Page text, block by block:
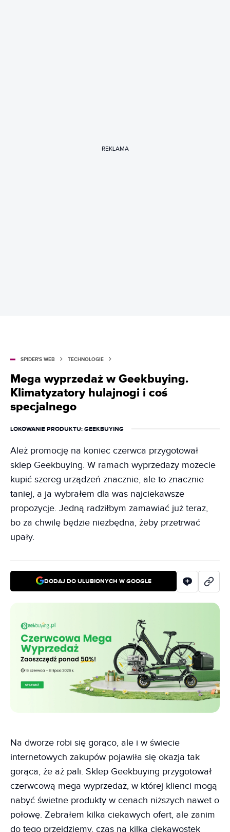
REKLAMA
SPIDER'S WEB TECHNOLOGIE
Mega wyprzedaż w Geekbuying.
Klimatyzatory hulajnogi i coś
specjalnego
LOKOWANIE PRODUKTU: GEEKBUYING
Ależ promocję na koniec czerwca przygotował
sklep Geekbuying. W ramach wyprzedaży możecie
kupić szereg urządzeń znacznie, ale to znacznie
taniej, a ja wybrałem dla was najciekawsze
propozycje. Jedną radziłbym zamawiać już teraz,
bo za chwilę będzie niezbędna, żeby przetrwać
upały.
DODAJ DO ULUBIONYCH W GOOGLE
Na dworze robi się gorąco, ale i w świecie
internetowych zakupów pojawiła się okazja tak
gorąca, że aż pali. Sklep Geekbuying przygotował
czerwcową mega wyprzedaż, w której klienci mogą
nabyć świetne produkty w cenach niższych nawet o
połowę. Zebrałem kilka ciekawych ofert, ale zanim
do tego przejdziemy, czas na kilka ciekawostek